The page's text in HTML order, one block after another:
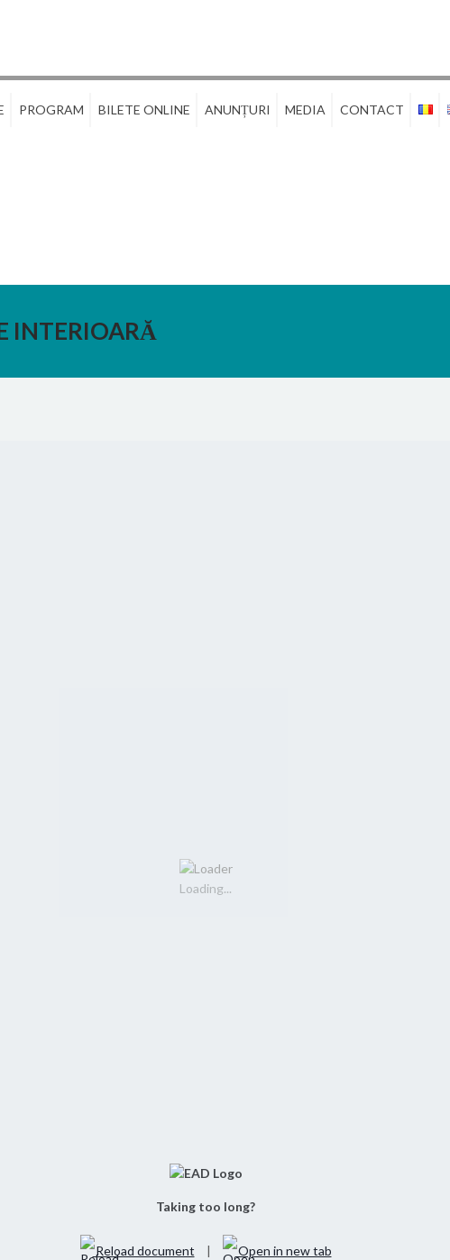
PROGRAM BILETE ONLINE ANUNȚURI MEDIA CONTACT
INTERIOARĂ
Loading...
Taking too long?
Reload document | Open in new tab